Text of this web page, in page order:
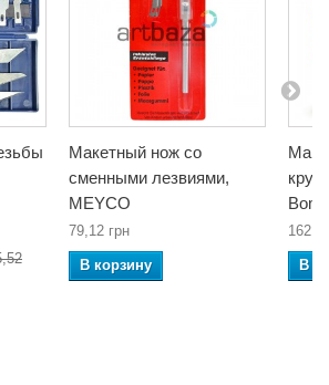
Макетный нож со
сменными лезвиями,
MEYCO
79,12 грн
В корзину В